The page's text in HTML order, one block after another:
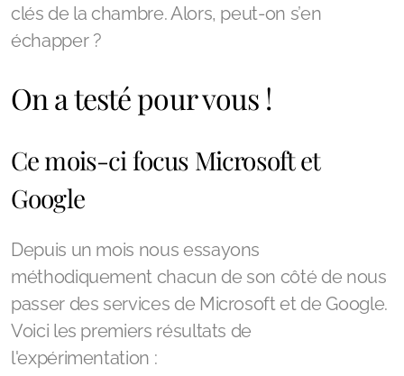
clés de la chambre. Alors, peut-on s’en
échapper ?
On a testé pour vous !
Ce mois-ci focus Microsoft et
Google
Depuis un mois nous essayons
méthodiquement chacun de son côté de nous
passer des services de Microsoft et de Google.
Voici les premiers résultats de
l'expérimentation :